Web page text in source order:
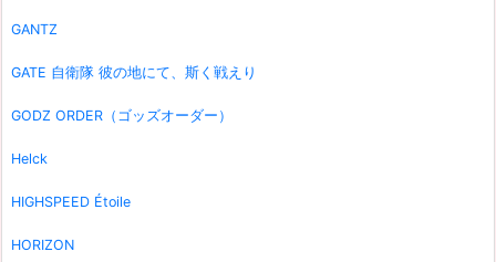
GANTZ
GATE 自衛隊 彼の地にて、斯く戦えり
GODZ ORDER（ゴッズオーダー）
Helck
HIGHSPEED Étoile
HORIZON